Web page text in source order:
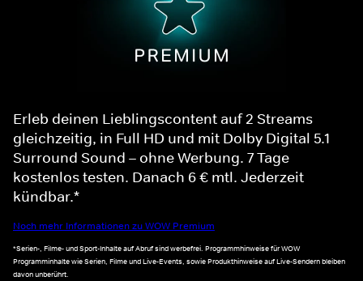
Erleb deinen Lieblingscontent auf 2 Streams
gleichzeitig, in Full HD und mit Dolby Digital 5.1
Surround Sound – ohne Werbung. 7 Tage
kostenlos testen. Danach 6 € mtl. Jederzeit
kündbar.*
Noch mehr Informationen zu WOW Premium
*Serien-, Filme- und Sport-Inhalte auf Abruf sind werbefrei. Programmhinweise für WOW
Programminhalte wie Serien, Filme und Live-Events, sowie Produkthinweise auf Live-Sendern bleiben
davon unberührt.